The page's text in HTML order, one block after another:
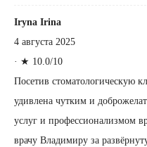
Iryna Irina
4 августа 2025
· ★ 10.0/10
Посетив стоматологическую
удивлена чутким и
услуг и профессионализмом
врачу Владимиру за